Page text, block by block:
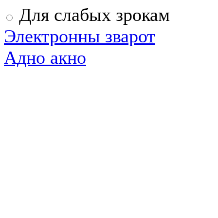
Для слабых зрокам
Электронны зварот
Адно акно